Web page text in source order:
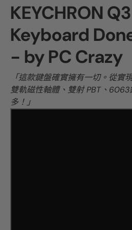
KEYCHRON
Keyboard
- by PC Crazy
「這款鍵盤確實擁有一切。從實
雙軌磁性軸體、雙射 PBT、6063
多！」